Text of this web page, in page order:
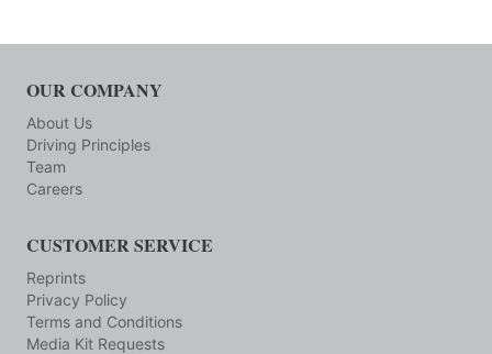
OUR COMPANY
About Us
Driving Principles
Team
Careers
CUSTOMER SERVICE
Reprints
Privacy Policy
Terms and Conditions
Media Kit Requests